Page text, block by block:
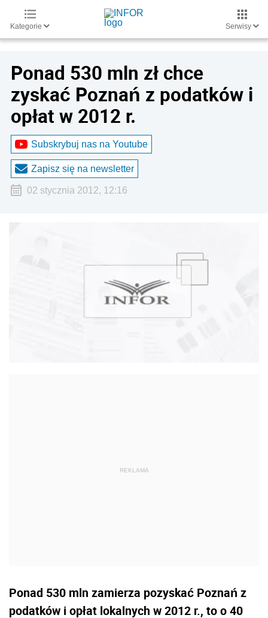
Kategorie Serwisy
Ponad 530 mln zł chce
zyskać Poznań z podatków i
opłat w 2012 r.
Subskrybuj nas na Youtube
Zapisz się na newsletter
02 stycznia 2012, 12:16
Ponad 530 mln zamierza pozyskać Poznań z
podatków i opłat lokalnych w 2012 r., to o 40